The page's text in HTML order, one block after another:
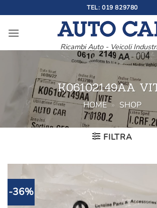
ai
contenuti
TEL: 019 829780
Ricambi Auto - Veicoli
K06102149AA
HOME » SHOP
FILTRA
-36%